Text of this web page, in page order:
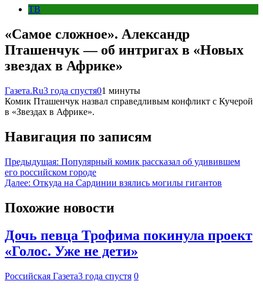
ТВ
«Самое сложное». Александр
Пташенчук — об интригах в «Новых
звездах в Африке»
Газета.Ru3 года спустя01 минуты
Комик Пташенчук назвал справедливым конфликт с Кучерой
в «Звездах в Африке».
Навигация по записям
Предыдущая: Популярный комик рассказал об удивившем
его российском городе
Далее: Откуда на Сардинии взялись могилы гигантов
Похожие новости
Дочь певца Трофима покинула проект
«Голос. Уже не дети»
Российская Газета3 года спустя 0